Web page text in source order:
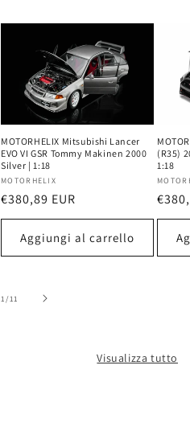
MOTORHELIX Mitsubishi Lancer
EVO VI GSR Tommy Makinen 2000
Silver | 1:18
Produttore:
MOTORHELIX
Prezzo
di
listino
€380,89 EUR
Aggiungi al carrello
(R35)
1:18
di
1/su
11
Visualizza tutto